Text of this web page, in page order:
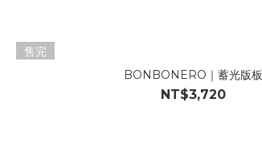
售完
BONBONERO｜蓄光版
NT$3,720